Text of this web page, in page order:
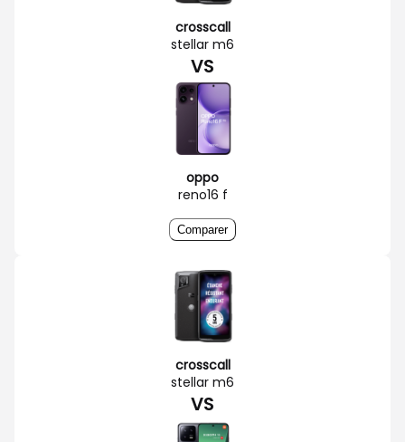
crosscall
stellar m6
VS
oppo
reno16 f
Comparer
crosscall
stellar m6
VS